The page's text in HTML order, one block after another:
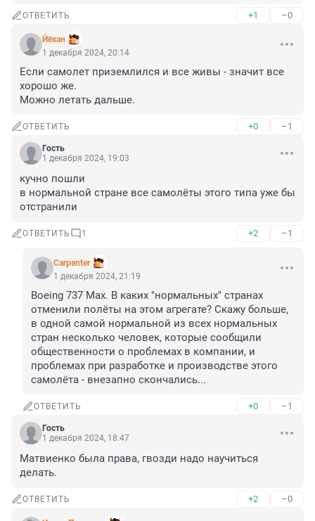
ОТВЕТИТЬ +1 –0
Йёхан
1 декабря 2024, 20:14
Если самолет приземлился и все живы - значит все
хорошо же.
Можно летать дальше.
ОТВЕТИТЬ +0 –1
Гость
1 декабря 2024, 19:03
кучно пошли
в нормальной стране все самолёты этого типа уже бы
отстранили
ОТВЕТИТЬ 1 +2 –1
Carpenter
1 декабря 2024, 21:19
Boeing 737 Max. В каких "нормальных" странах
отменили полёты на этом агрегате? Скажу больше,
в одной самой нормальной из всех нормальных
стран несколько человек, которые сообщили
общественности о проблемах в компании, и
проблемах при разработке и производстве этого
самолёта - внезапно скончались...
ОТВЕТИТЬ +0 –1
Гость
1 декабря 2024, 18:47
Матвиенко была права, гвозди надо научиться
делать.
ОТВЕТИТЬ +2 –0